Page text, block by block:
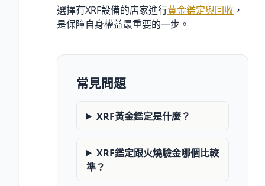
選擇有XRF設備的店家進行黃金鑑定與回收 ，
是保障自身權益最重要的一步。
常見問題
XRF黃金鑑定是什麼？
XRF鑑定跟火燒驗金哪個比較
準？